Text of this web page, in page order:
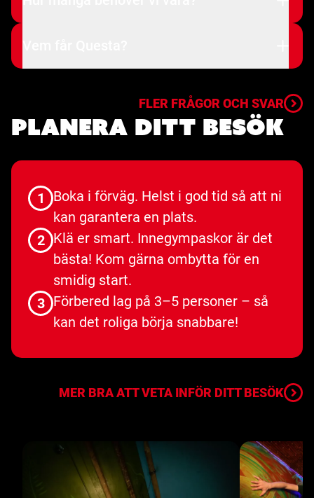
FLER FRÅGOR OCH SVAR
Planera ditt besök
1
Boka i förväg. Helst i god tid så att ni
kan garantera en plats.
2 Klä er smart. Innegympaskor är det
bästa! Kom gärna ombytta för en
smidig start.
3 Förbered lag på 3–5 personer – så
kan det roliga börja snabbare!
MER BRA ATT VETA INFÖR DITT BESÖK